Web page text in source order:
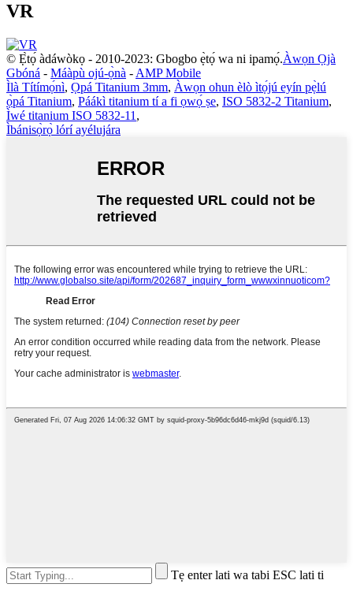
VR
© Ẹ̀tọ́ àdáwòkọ - 2010-2023: Gbogbo ẹ̀tọ́ wa ni ipamọ́.Àwọn Ọjà
Gbóná - Máàpù ojú-ọ̀nà - AMP Mobile
Ìlà Títímọ́nì, Ọpá Titanium 3mm, Àwọn ohun èlò ìtọ́jú eyín pẹ̀lú
ọ̀pá Titanium, Páákì titanium tí a fi ọwọ́ ṣe, ISO 5832-2 Titanium,
Ìwé titanium ISO 5832-11 ,
Ìbánisọ̀rọ̀ lórí ayélujára
Tẹ enter lati wa tabi ESC lati ti